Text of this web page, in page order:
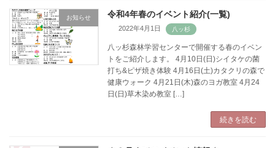
お知らせ 令和4年春のイベント紹介(一覧)
2022年4月1日
八ッ杉森林学習センターで開催する春のイベン
トをご紹介します。 4月10日(日)シイタケの菌
打ち&ピザ焼き体験 4月16日(土)カタクリの森で
健康ウォーク 4月21日(木)森のヨガ教室 4月24
日(日)草木染め教室 […]
続きを読む